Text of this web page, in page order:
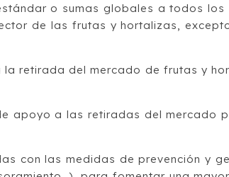
o sumas globales a todos
de las frutas y hortalizas,
retirada del mercado de frutas y
apoyo a las retiradas del mercado
con las medidas de prevención y